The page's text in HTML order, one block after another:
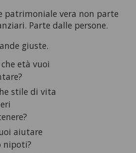
patrimoniale vera non parte
Parte dalle persone.
giuste.
che età vuoi
stile di vita
aiutare
nipoti?